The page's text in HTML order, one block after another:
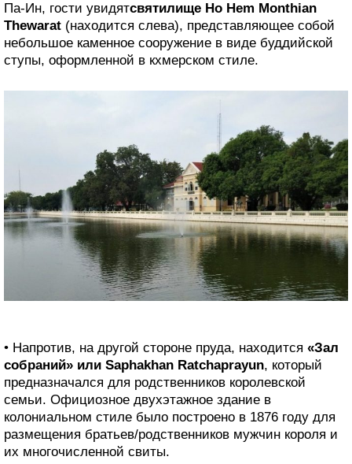
Па-Ин, гости увидятсвятилище Ho Hem Monthian
Thewarat (находится слева), представляющее собой
небольшое каменное сооружение в виде буддийской
ступы, оформленной в кхмерском стиле.
• Напротив, на другой стороне пруда, находится «Зал
собраний» или Saphakhan Ratchaprayun, который
предназначался для родственников королевской
семьи. Официозное двухэтажное здание в
колониальном стиле было построено в 1876 году для
размещения братьев/родственников мужчин короля и
их многочисленной свиты.